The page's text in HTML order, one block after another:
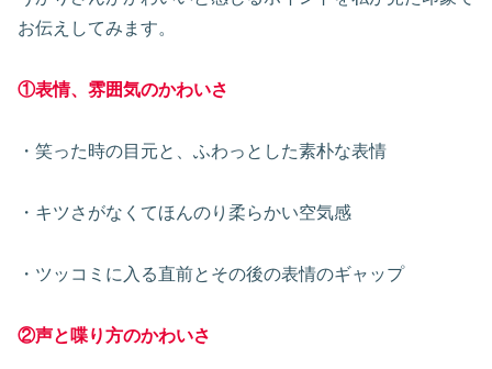
お伝えしてみます。
①表情、雰囲気のかわいさ
・笑った時の目元と、ふわっとした素朴な表情
・キツさがなくてほんのり柔らかい空気感
・ツッコミに入る直前とその後の表情のギャップ
②声と喋り方のかわいさ